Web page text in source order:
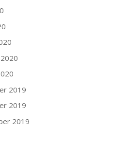
2019
2019
2019